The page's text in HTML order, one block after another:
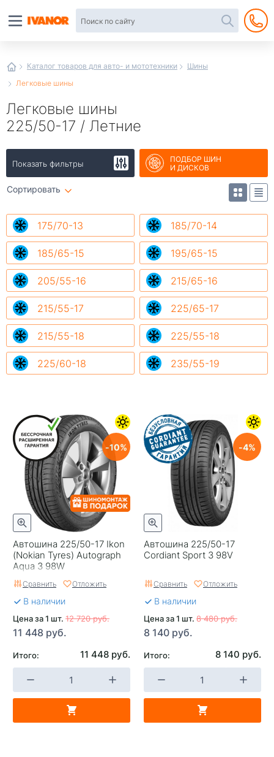
Каталог товаров для авто- и мототехники
Шины
Легковые шины
Легковые шины
225/50-17 / Летние
Показать фильтры
ПОДБОР ШИН
И ДИСКОВ
Сортировать
175/70-13 185/70-14
185/65-15 195/65-15
205/55-16 215/65-16
215/55-17 225/65-17
215/55-18 225/55-18
225/60-18 235/55-19
Автошина 225/50-17 Ikon
(Nokian Tyrеs) Autograph
Aqua 3 98W
10
Сравнить Отложить
В наличии
Цена за 1 шт. 12 720 руб.
11 448 руб.
Итого: 11 448 руб.
Автошина 225/50-17
Cordiant Sport 3 98V
4
Сравнить Отложить
В наличии
Цена за 1 шт. 8 480 руб.
8 140 руб.
Итого: 8 140 руб.
интернет-